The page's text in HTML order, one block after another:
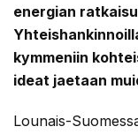
energian
kymmeniin
ideat jaetaan
Lounais-